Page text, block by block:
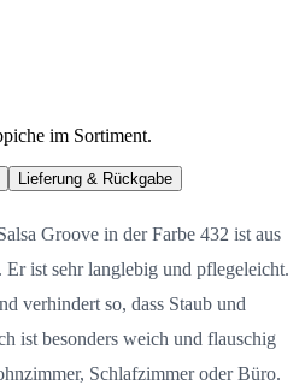
im Sortiment.
Lieferung & Rückgabe
Groove in der Farbe 432 ist aus
ist sehr langlebig und pflegeleicht.
verhindert so, dass Staub und
ist besonders weich und flauschig
Schlafzimmer oder Büro.